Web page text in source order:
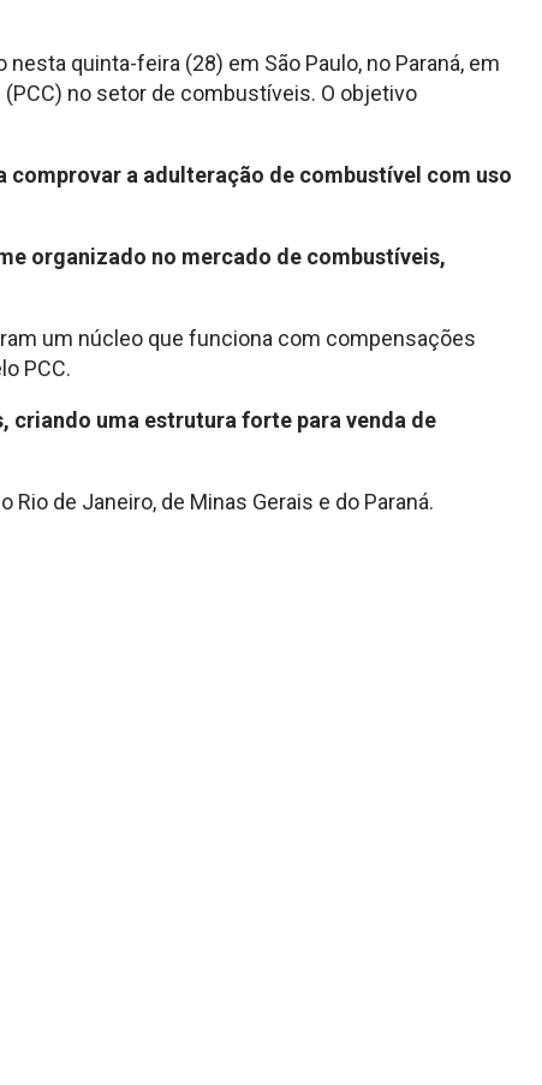
quinta-feira (28) em São Paulo, no Paraná, em
no setor de combustíveis. O objetivo
comprovar a adulteração de combustível com uso
organizado no mercado de combustíveis,
um núcleo que funciona com compensações
PCC.
uma estrutura forte para venda de
de Janeiro, de Minas Gerais e do Paraná.